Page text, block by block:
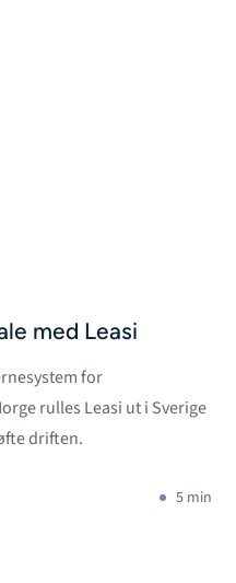
med Leasi
for
rulles Leasi ut i Sverige
driften.
5 min